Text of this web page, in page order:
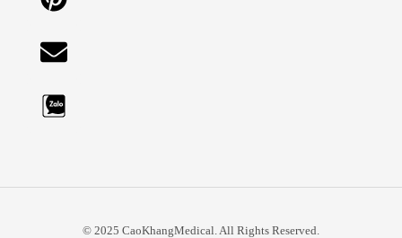
© 2025 CaoKhangMedical. All Rights Reserved.